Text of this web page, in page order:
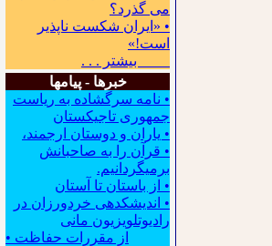
می گذرد؟
• «ایران شکست ناپذیر
است!»
بیشتر . . .
خبرها - پیامها
• نامه سرگشاده به ریاست
جمهوری تاجیکستان
• یاران و دوستان ارجمند،
• قرآن را به صاحبانش
برمیگردانیم.
• از باستان تا آستان
• اندیشکده‍ی خردورزان در
رادیوتلویزیون مانی
• از مقررات حفاظت